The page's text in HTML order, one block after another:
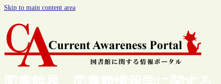
Skip to main content area